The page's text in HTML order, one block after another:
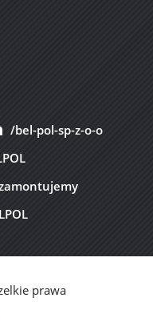
/bel-pol-sp-z-o-o
prawa